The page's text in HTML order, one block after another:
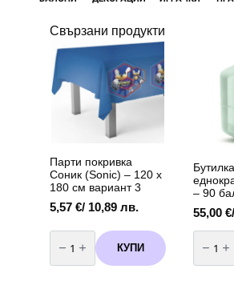
Свързани продукти
Парти покривка
Соник (Sonic) – 120 х
180 см вариант 3
5,57 €/ 10,89 лв.
количество
за
Парти
покривка
КУПИ
– 90
55,00 €
за
Бутилка
с